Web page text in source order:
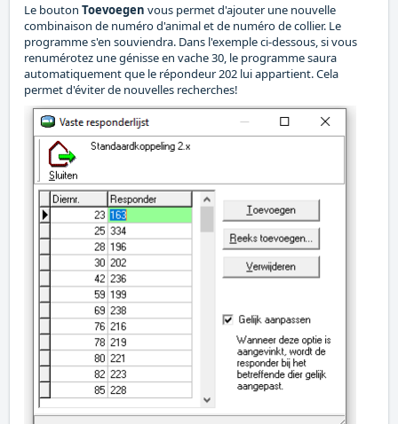
Le bouton Toevoegen vous permet d'ajouter une nouvelle
combinaison de numéro d'animal et de numéro de collier. Le
programme s'en souviendra. Dans l'exemple ci-dessous, si vous
renumérotez une génisse en vache 30, le programme saura
automatiquement que le répondeur 202 lui appartient. Cela
permet d'éviter de nouvelles recherches!